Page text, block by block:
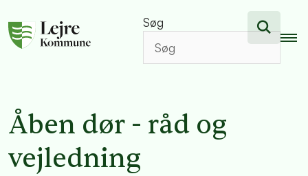
Søg
Åben dør - råd og
vejledning